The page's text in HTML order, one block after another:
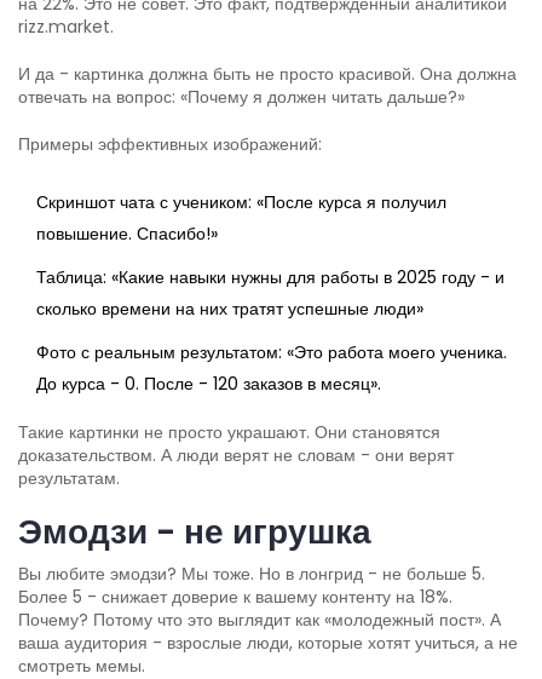
rizz.market.
И да - картинка должна быть не просто красивой. Она должна
отвечать на вопрос: «Почему я должен читать дальше?»
Примеры эффективных изображений:
Скриншот чата с учеником: «После курса я получил
повышение. Спасибо!»
Таблица: «Какие навыки нужны для работы в 2025 году - и
сколько времени на них тратят успешные люди»
Фото с реальным результатом: «Это работа моего ученика.
До курса - 0. После - 120 заказов в месяц».
Такие картинки не просто украшают. Они становятся
доказательством. А люди верят не словам - они верят
результатам.
Эмодзи - не игрушка
Вы любите эмодзи? Мы тоже. Но в лонгрид - не больше 5.
Более 5 - снижает доверие к вашему контенту на 18%.
Почему? Потому что это выглядит как «молодежный пост». А
ваша аудитория - взрослые люди, которые хотят учиться, а не
смотреть мемы.